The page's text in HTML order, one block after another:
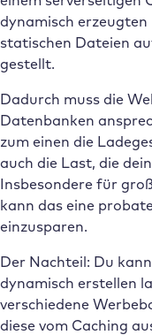
dynamisch
statischen Dateien
gestellt.
Dadurch muss die
Datenbanken
zum einen die
auch die Last, die
Insbesondere für
kann das eine
einzusparen.
Der Nachteil: Du
dynamisch erstellen
verschiedene
diese vom Caching